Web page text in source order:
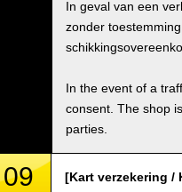
In geval van een
zonder
In the event of a
consent. The shop
parties.
09 [Kart verzekering /